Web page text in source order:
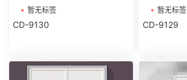
暂无标签
CD-9130
暂无标签
CD-9129